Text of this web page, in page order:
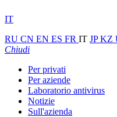
IT
RU CN EN ES FR IT JPKZ
Chiudi
Per privati
Per aziende
Laboratorio antivirus
Notizie
Sull'azienda